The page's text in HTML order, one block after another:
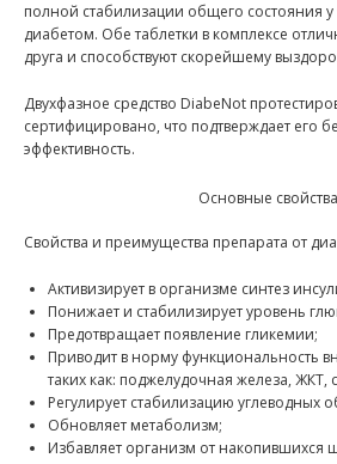
полной стабилизации общего состояния
диабетом. Обе таблетки в комплексе
друга и способствуют скорейшему
Двухфазное средство DiabeNot
сертифицировано, что подтверждает его
эффективность.
Основные свойства
Свойства и преимущества препарата от
Активизирует в организме синтез
Понижает и стабилизирует уровень
Предотвращает появление гликемии;
Приводит в норму функциональность
таких как: поджелудочная железа, ЖКТ,
Регулирует стабилизацию углеводных
Обновляет метаболизм;
Избавляет организм от накопившихся